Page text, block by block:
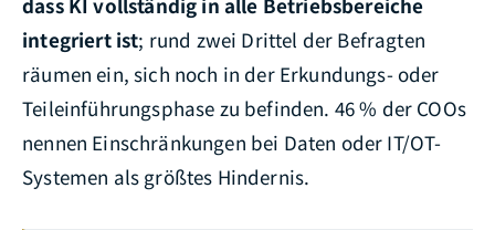
integriert ist; rund zwei Drittel der Befragten
räumen ein, sich noch in der Erkundungs- oder
Teileinführungsphase zu befinden. 46 % der COOs
nennen Einschränkungen bei Daten oder IT/OT-
Systemen als größtes Hindernis.